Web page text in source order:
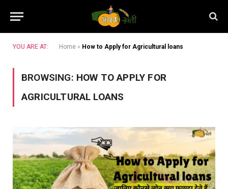
YOU ARE AT: Home » How to Apply for Agricultural loans
BROWSING: HOW TO APPLY FOR
AGRICULTURAL LOANS